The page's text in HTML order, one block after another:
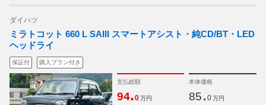
ダイハツ
ミラトコット 660 L SAIII スマートアシスト・純CD/BT・LED
ヘッドライ
保証付 購入プラン付き
支払総額
94.0 万円
本体価格
85. 0 万円